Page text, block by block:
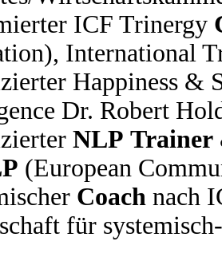
ICF Trinergy
International
Happiness &
Dr. Robert
NLP Trainer
(European
Coach nach
für